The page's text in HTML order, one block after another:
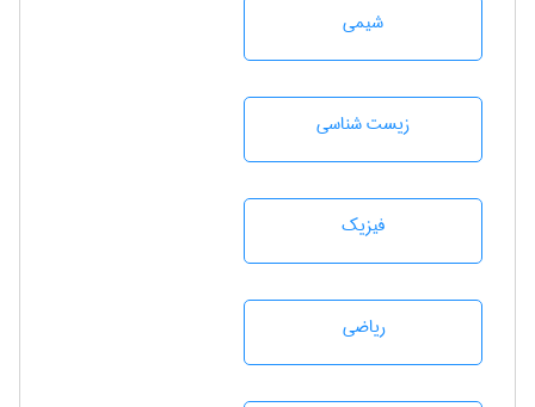
شيمی
زيست شناسی
فیزیک
رياضی